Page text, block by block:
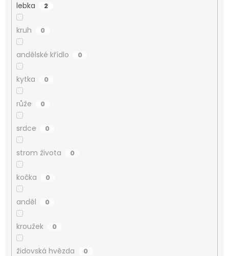
lebka 2
kruh 0
andělské křídlo 0
kytka 0
růže 0
srdce 0
strom života 0
kočka 0
anděl 0
kroužek 0
židovská hvězda 0